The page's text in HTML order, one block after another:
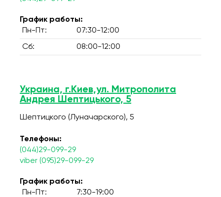
График работы:
Пн-Пт:
07:30-12:00
Сб: 08:00-12:00
Украина, г.Киев,ул. Митрополита
Андрея Шептицького, 5
Шептицкого (Луначарского), 5
Телефоны:
(044)29-099-29
viber (095)29-099-29
График работы:
Пн-Пт:
7:30-19:00